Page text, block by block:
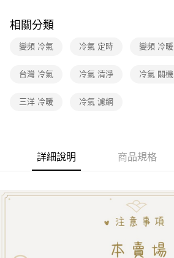
相關分類
變頻 冷氣 冷氣 定時 變頻 冷暖
台灣 冷氣 冷氣 清淨 冷氣 關機
三洋 冷暖 冷氣 濾網
詳細說明 商品規格